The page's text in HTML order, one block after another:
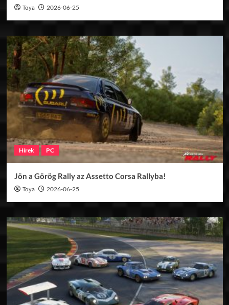
Toya 2026-06-25
Hírek PC
Jön a Görög Rally az Assetto Corsa Rallyba!
Toya 2026-06-25